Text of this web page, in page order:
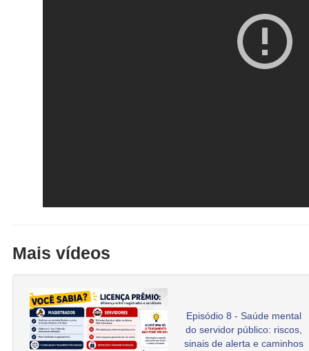
Mais vídeos
Episódio 8 - Saúde mental
do servidor público: riscos,
sinais de alerta e caminhos